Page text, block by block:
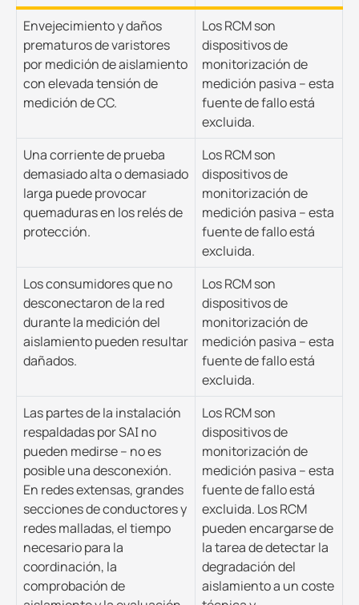
Envejecimiento y daños
prematuros de varistores
por medición de aislamiento
con elevada tensión de
medición de CC.
Los RCM son
dispositivos de
monitorización de
medición pasiva – esta
fuente de fallo está
excluida.
Una corriente de prueba
demasiado alta o demasiado
larga puede provocar
quemaduras en los relés de
protección.
Los RCM son
dispositivos de
monitorización de
medición pasiva – esta
fuente de fallo está
excluida.
Los consumidores que no
desconectaron de la red
durante la medición del
aislamiento pueden resultar
dañados.
Los RCM son
dispositivos de
monitorización de
medición pasiva – esta
fuente de fallo está
excluida.
Las partes de la instalación
respaldadas por SAI no
pueden medirse – no es
posible una desconexión.
En redes extensas, grandes
secciones de conductores y
redes malladas, el tiempo
necesario para la
coordinación, la
comprobación de
Los RCM son
dispositivos de
monitorización de
medición pasiva – esta
fuente de fallo está
excluida. Los RCM
pueden encargarse de
la tarea de detectar la
degradación del
aislamiento a un coste